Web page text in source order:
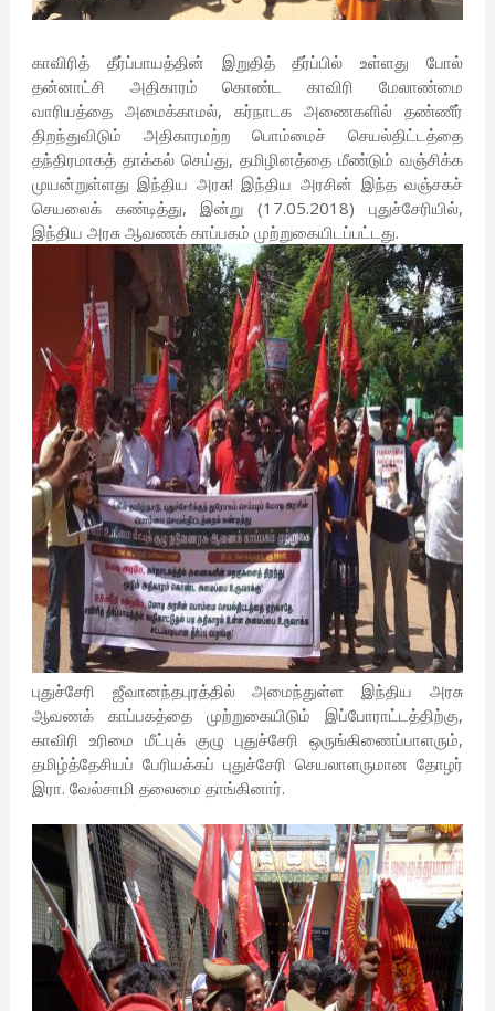
காவிரித் தீர்ப்பாயத்தின் இறுதித் தீர்ப்பில் உள்ளது போல்
தன்னாட்சி அதிகாரம் கொண்ட காவிரி மேலாண்மை
வாரியத்தை அமைக்காமல், கர்நாடக அணைகளில் தண்ணீர்
திறந்துவிடும் அதிகாரமற்ற பொம்மைச் செயல்திட்டத்தை
தந்திரமாகத் தாக்கல் செய்து, தமிழினத்தை மீண்டும் வஞ்சிக்க
முயன்றுள்ளது இந்திய அரசு! இந்திய அரசின் இந்த வஞ்சகச்
செயலைக் கண்டித்து, இன்று (17.05.2018) புதுச்சேரியில்,
இந்திய அரசு ஆவணக் காப்பகம் முற்றுகையிடப்பட்டது.
புதுச்சேரி ஜீவானந்தபுரத்தில் அமைந்துள்ள இந்திய அரசு
ஆவணக் காப்பகத்தை முற்றுகையிடும் இப்போராட்டத்திற்கு,
காவிரி உரிமை மீட்புக் குழு புதுச்சேரி ஒருங்கிணைப்பாளரும்,
தமிழ்த்தேசியப் பேரியக்கப் புதுச்சேரி செயலாளருமான தோழர்
இரா. வேல்சாமி தலைமை தாங்கினார்.